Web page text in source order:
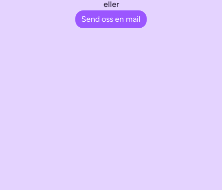
eller
Send oss en mail